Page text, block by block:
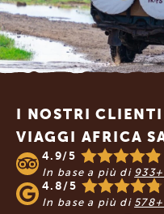
I NOSTRI
VIAGGI AFRICA
4.9/5
In base a più di
4.8/5
In base a più di